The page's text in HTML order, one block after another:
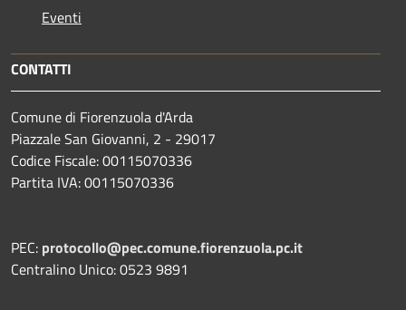
Eventi
CONTATTI
Comune di Fiorenzuola d'Arda
Piazzale San Giovanni, 2 - 29017
Codice Fiscale: 00115070336
Partita IVA: 00115070336
PEC: protocollo@pec.comune.fiorenzuola.pc.it
Centralino Unico: 0523 9891